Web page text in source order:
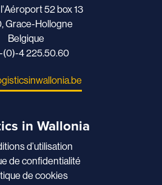
52 box 13
Grace-Hollogne
Belgique
(0)-4 225.50.60
in Wallonia
d’utilisation
de confidentialité
de cookies